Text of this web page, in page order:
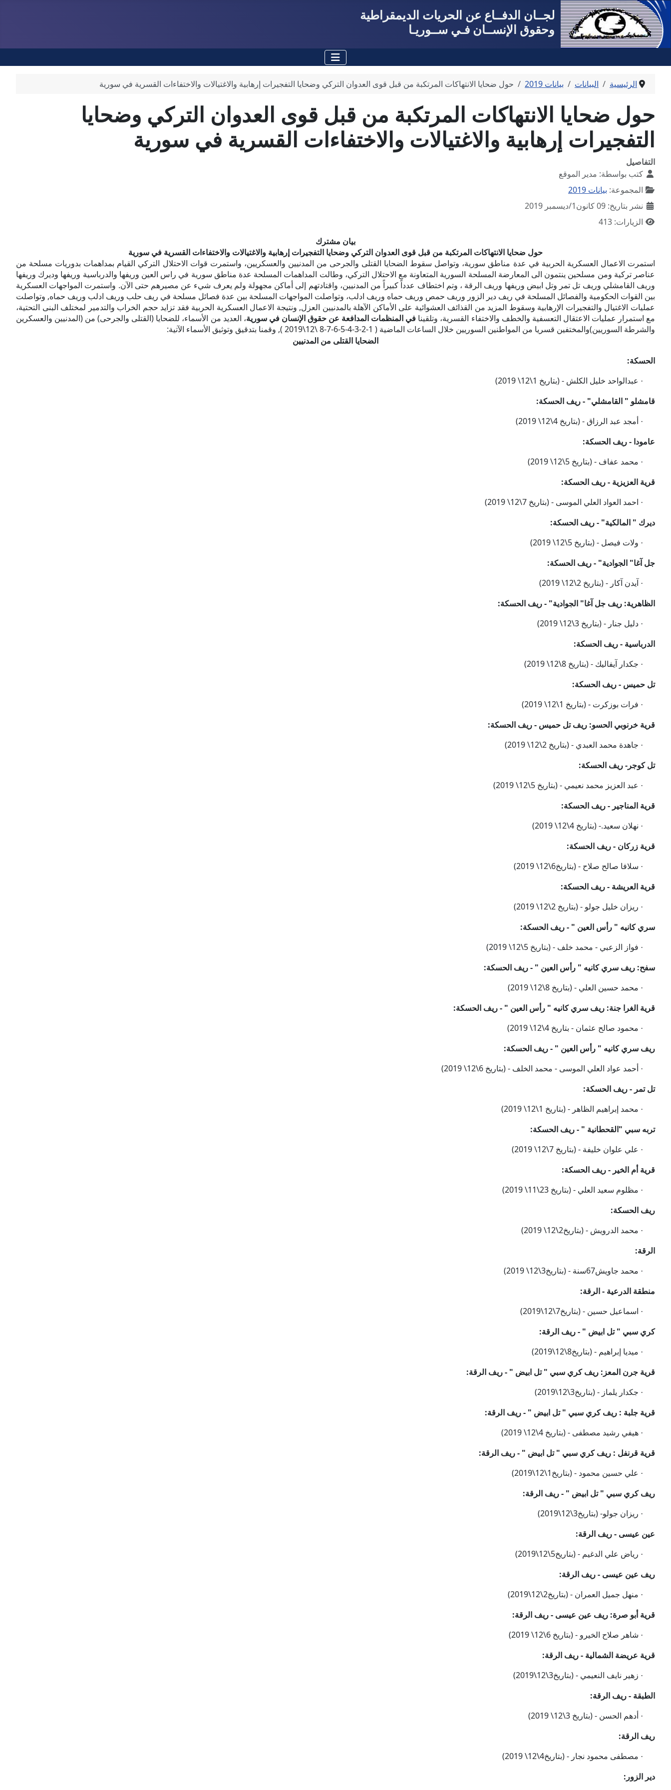
لجــان الدفــاع عن الحريات الديمقراطية
وحقوق الإنســان فـي ســوريـا
الرئيسية البيانات بيانات 2019 حول ضحايا الانتهاكات المرتكبة من قبل قوى العدوان التركي وضحايا التفجيرات إرهابية والاغتيالات والاختفاءات القسرية في سورية
حول ضحايا الانتهاكات المرتكبة من قبل قوى العدوان التركي وضحايا
التفجيرات إرهابية والاغتيالات والاختفاءات القسرية في سورية
التفاصيل
كتب بواسطة: مدير الموقع
المجموعة: بيانات 2019
نشر بتاريخ: 09 كانون1/ديسمبر 2019
الزيارات: 413
بيان مشترك
حول ضحايا الانتهاكات المرتكبة من قبل قوى العدوان التركي وضحايا التفجيرات إرهابية والاغتيالات والاختفاءات القسرية في سورية
استمرت الاعمال العسكرية الحربية في عدة مناطق سورية، وتواصل سقوط الضحايا القتلى والجرحى من المدنيين والعسكريين، واستمرت قوات الاحتلال التركي القيام بمداهمات بدوريات مسلحة من
عناصر تركية ومن مسلحين ينتمون الى المعارضة المسلحة السورية المتعاونة مع الاحتلال التركي، وطالت المداهمات المسلحة عدة مناطق سورية في راس العين وريفها والدرباسية وريفها وديرك وريفها
وريف القامشلي وريف تل تمر وتل ابيض وريفها وريف الرقة ، وتم اختطاف عدداً كبيراً من المدنيين، واقتادتهم إلى أماكن مجهولة ولم يعرف شيء عن مصيرهم حتى الآن. واستمرت المواجهات العسكرية
بين القوات الحكومية والفصائل المسلحة في ريف دير الزور وريف حمص وريف حماه وريف ادلب، وتواصلت المواجهات المسلحة بين عدة فصائل مسلحة في ريف حلب وريف ادلب وريف حماه, وتواصلت
عمليات الاغتيال والتفجيرات الإرهابية وسقوط المزيد من القذائف العشوائية على الأماكن الآهلة بالمدنيين العزل, ونتيجة الاعمال العسكرية الحربية فقد تزايد حجم الخراب والتدمير لمختلف البنى التحتية،
مع استمرار عمليات الاعتقال التعسفية والخطف والاختفاء القسرية، وتلقينا في المنظمات المدافعة عن حقوق الإنسان في سورية، العديد من الأسماء، للضحايا (القتلى والجرحى) من (المدنيين والعسكرين
والشرطة السوريين)والمختفين قسريا من المواطنين السوريين خلال الساعات الماضية ( 1-2-3-4-5-6-7-8 \12\2019
), وقمنا بتدقيق وتوثيق الأسماء الآتية:
الضحايا القتلى من المدنيين
الحسكة:
· عبدالواحد خليل الكلش -(بتاريخ 1\12\ 2019)
قامشلو " القامشلي" -ريف الحسكة:
· أمجد عبد الرزاق -(بتاريخ 4\12\ 2019)
عامودا - ريف الحسكة:
· محمد عفاف - (بتاريخ 5\12\ 2019)
قرية العزيزية - ريف الحسكة:
· احمد العواد العلي الموسى - (بتاريخ 7\12\ 2019)
ديرك " المالكية" - ريف الحسكة:
· ولات فيصل -(بتاريخ 5\12\ 2019)
جل آغا" الجوادية" - ريف الحسكة:
· آيدن آكار - (بتاريخ 2\12\ 2019)
الظاهرية: ريف جل آغا" الجوادية" - ريف الحسكة:
· دليل جنار - (بتاريخ 3\12\ 2019)
الدرباسية - ريف الحسكة:
· جكدار آيفاليك - (بتاريخ 8\12\ 2019)
تل حميس - ريف الحسكة:
· فرات بوزكرت -(بتاريخ 1\12\ 2019)
قرية خرنوبي الحسو: ريف تل حميس - ريف الحسكة:
· جاهدة محمد العبدي -(بتاريخ 2\12\ 2019)
تل كوجر-ريف الحسكة:
· عبد العزيز محمد نعيمي -(بتاريخ 5\12\ 2019
)
قرية المناجير - ريف الحسكة:
· نهلان سعيد.-(بتاريخ 4\12\ 2019)
قرية زركان - ريف الحسكة:
· سلافا صالح صلاح -(بتاريخ6\12\ 2019)
قرية العريشة - ريف الحسكة:
· ريزان خليل جولو -(بتاريخ 2\12\ 2019)
سري كانيه " رأس العين " - ريف الحسكة:
· فواز الزعبي - محمد خلف -(بتاريخ 5\12\ 2019)
سفح: ريف سري كانيه " رأس العين " - ريف الحسكة:
· محمد حسين العلي -(بتاريخ 8\12\ 2019)
قرية الغرا جنة: ريف سري كانيه " رأس العين " - ريف الحسكة:
· محمود صالح عثمان - بتاريخ 4\12\ 2019)
ريف سري كانيه " رأس العين " - ريف الحسكة:
· أحمد عواد العلي الموسى - محمد الخلف -(بتاريخ 6\12\ 2019)
تل تمر - ريف الحسكة:
· محمد إبراهيم الظاهر -(بتاريخ 1\12\ 2019)
تربه سبي "القحطانية " - ريف الحسكة:
· علي علوان خليفة -(بتاريخ 7\12\ 2019)
قرية أم الخير - ريف الحسكة:
· مظلوم سعيد العلي -(بتاريخ 23\11\ 2019)
ريف الحسكة:
· محمد الدرويش - (بتاريخ2\12\ 2019)
الرقة:
· محمد جاويش67سنة -(بتاريخ3\12\ 2019)
منطقة الدرعية - الرقة:
· اسماعيل حسين -(بتاريخ7 \12
\2019)
كري سبي " تل ابيض " - ريف الرقة:
· ميديا إبراهيم - (بتاريخ8 \12
\2019)
قرية جرن المعز: ريف كري سبي " تل ابيض " - ريف الرقة:
· جكدار يلماز -(بتاريخ3 \12
\2019)
قرية جلبة : ريف كري سبي " تل ابيض " - ريف الرقة:
· هيفي رشيد مصطفى -(بتاريخ 4\12\ 2019)
قرية قرنفل : ريف كري سبي " تل ابيض " - ريف الرقة:
· علي حسين محمود - (بتاريخ1 \12
\2019)
ريف كري سبي " تل ابيض " - ريف الرقة:
· ريزان جولو-(بتاريخ3 \12
\2019)
عين عيسى - ريف الرقة:
· رياض علي الدغيم - (بتاريخ5 \12
\2019)
ريف عين عيسى - ريف الرقة:
· منهل جميل العمران - (بتاريخ2 \12
\2019)
قرية أبو صرة: ريف عين عيسى - ريف الرقة:
· شاهر صلاح الخيرو -(بتاريخ 6\12\ 2019)
قرية عريضة الشمالية - ريف الرقة:
· زهير نايف النعيمي -(بتاريخ3 \12
\2019)
الطبقة - ريف الرقة:
· أدهم الحسن -(بتاريخ 3\12\ 2019)
ريف الرقة:
· مصطفى محمود نجار -(بتاريخ4\12\ 2019)
دير الزور: